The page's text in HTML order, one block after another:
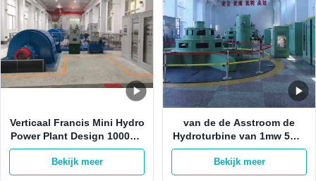
Verticaal Francis Mini Hydro
Power Plant Design 1000kw
400V
Bekijk meer
van de de Asstroom de
Hydroturbine van 1mw 5mw
Horizontale Verticaal van
Kaplan
Bekijk meer